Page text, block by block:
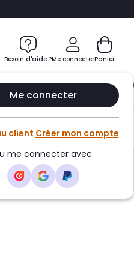
Besoin d'aide ?Me connecter
Me connecter
client Créer mon compte
me connecter avec
Panier
Infinity
panier •